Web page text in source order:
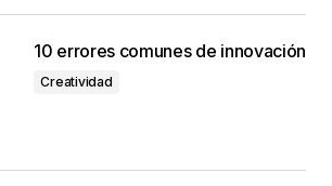
10 errores comunes de innovación
Creatividad